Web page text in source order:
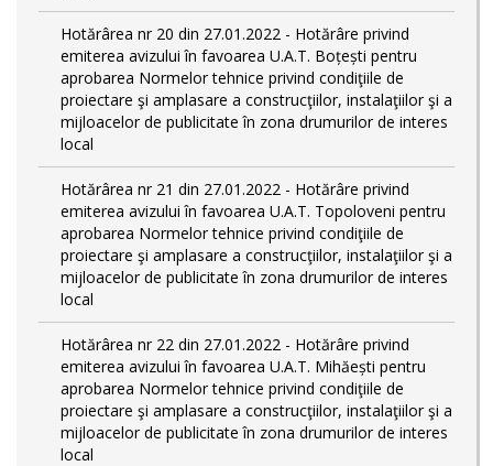
Hotărârea nr 20 din 27.01.2022 - Hotărâre privind
emiterea avizului în favoarea U.A.T. Boțești pentru
aprobarea Normelor tehnice privind condiţiile de
proiectare şi amplasare a construcţiilor, instalaţiilor şi a
mijloacelor de publicitate în zona drumurilor de interes
local
Hotărârea nr 21 din 27.01.2022 - Hotărâre privind
emiterea avizului în favoarea U.A.T. Topoloveni pentru
aprobarea Normelor tehnice privind condiţiile de
proiectare şi amplasare a construcţiilor, instalaţiilor şi a
mijloacelor de publicitate în zona drumurilor de interes
local
Hotărârea nr 22 din 27.01.2022 - Hotărâre privind
emiterea avizului în favoarea U.A.T. Mihăești pentru
aprobarea Normelor tehnice privind condiţiile de
proiectare şi amplasare a construcţiilor, instalaţiilor şi a
mijloacelor de publicitate în zona drumurilor de interes
local